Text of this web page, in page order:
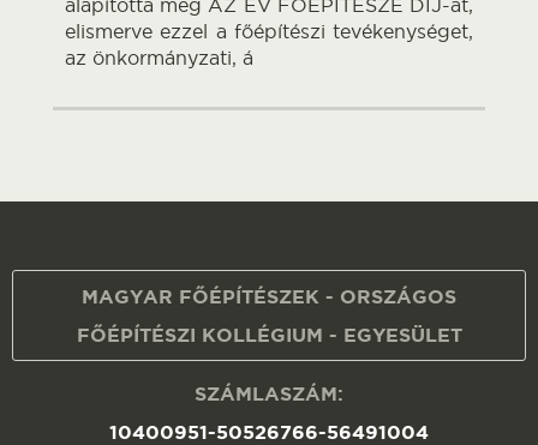
alapította meg AZ ÉV FŐÉPÍTÉSZE DÍJ-at,
elismerve ezzel a főépítészi tevékenységet,
az önkormányzati, á
MAGYAR FŐÉPÍTÉSZEK - ORSZÁGOS
FŐÉPÍTÉSZI KOLLÉGIUM - EGYESÜLET
SZÁMLASZÁM:
10400951-50526766-56491004